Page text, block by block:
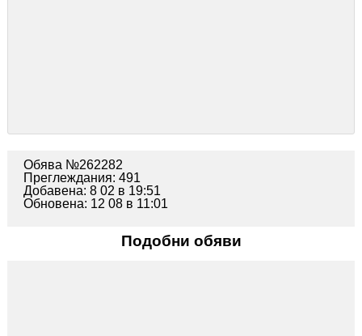
Обява №262282
Преглеждания: 491
Добавена: 8 02 в 19:51
Обновена: 12 08 в 11:01
Подобни обяви